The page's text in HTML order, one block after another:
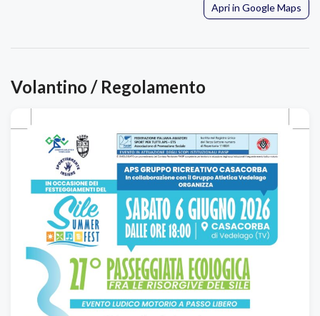
Apri in Google Maps
Volantino / Regolamento